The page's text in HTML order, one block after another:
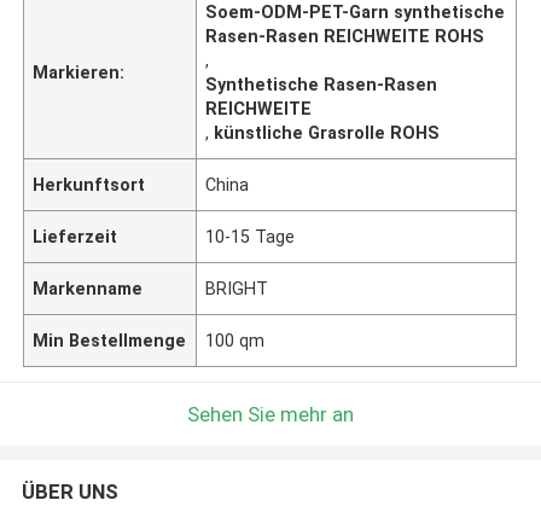
Markieren:
Soem-ODM-PET-Garn synthetische
Rasen-Rasen REICHWEITE ROHS
,
Synthetische Rasen-Rasen
REICHWEITE
, künstliche Grasrolle ROHS
Herkunftsort China
Lieferzeit 10-15 Tage
Markenname BRIGHT
Min Bestellmenge 100 qm
Sehen Sie mehr an
ÜBER UNS